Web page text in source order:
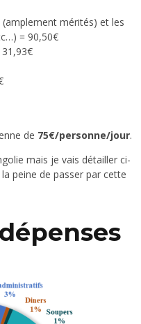
mérités) et les
= 90,50€
de 75€/personne/jour.
mais je vais détailler ci-
peine de passer par cette